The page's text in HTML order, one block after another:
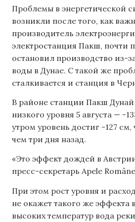
Проблемы в энергетической
возникли после того, как
производитель
электростанция Пакш, почти
остановил производство из-
воды в Дунае. С такой же
сталкивается и станция в
В районе станции Пакш Дунай
низкого уровня 5 августа — -
утром уровень достиг -127
чем три дня назад.
«Это эффект дождей в
пресс-секретарь Apele
При этом рост уровня и
не окажет такого же эффекта
высоких температур вода